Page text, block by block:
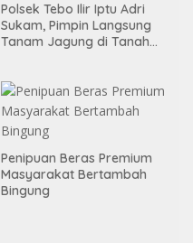
Polsek Tebo Ilir Iptu Adri
Sukam, Pimpin Langsung
Tanam Jagung di Tanah
Penipuan Beras Premium
Masyarakat Bertambah
Bingung